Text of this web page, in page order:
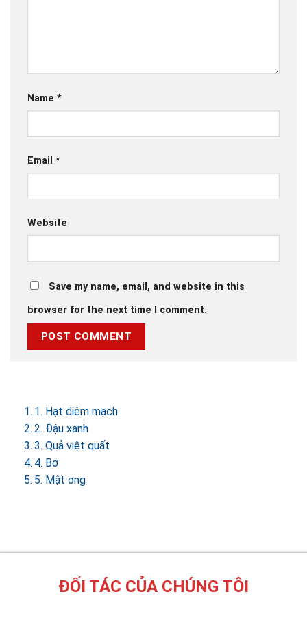
Name *
Email *
Website
Save my name, email, and website in this
browser for the next time I comment.
1. Hạt diêm mạch
2. Đậu xanh
3. Quả việt quất
4. Bơ
5. Mật ong
ĐỐI TÁC CỦA CHÚNG TÔI